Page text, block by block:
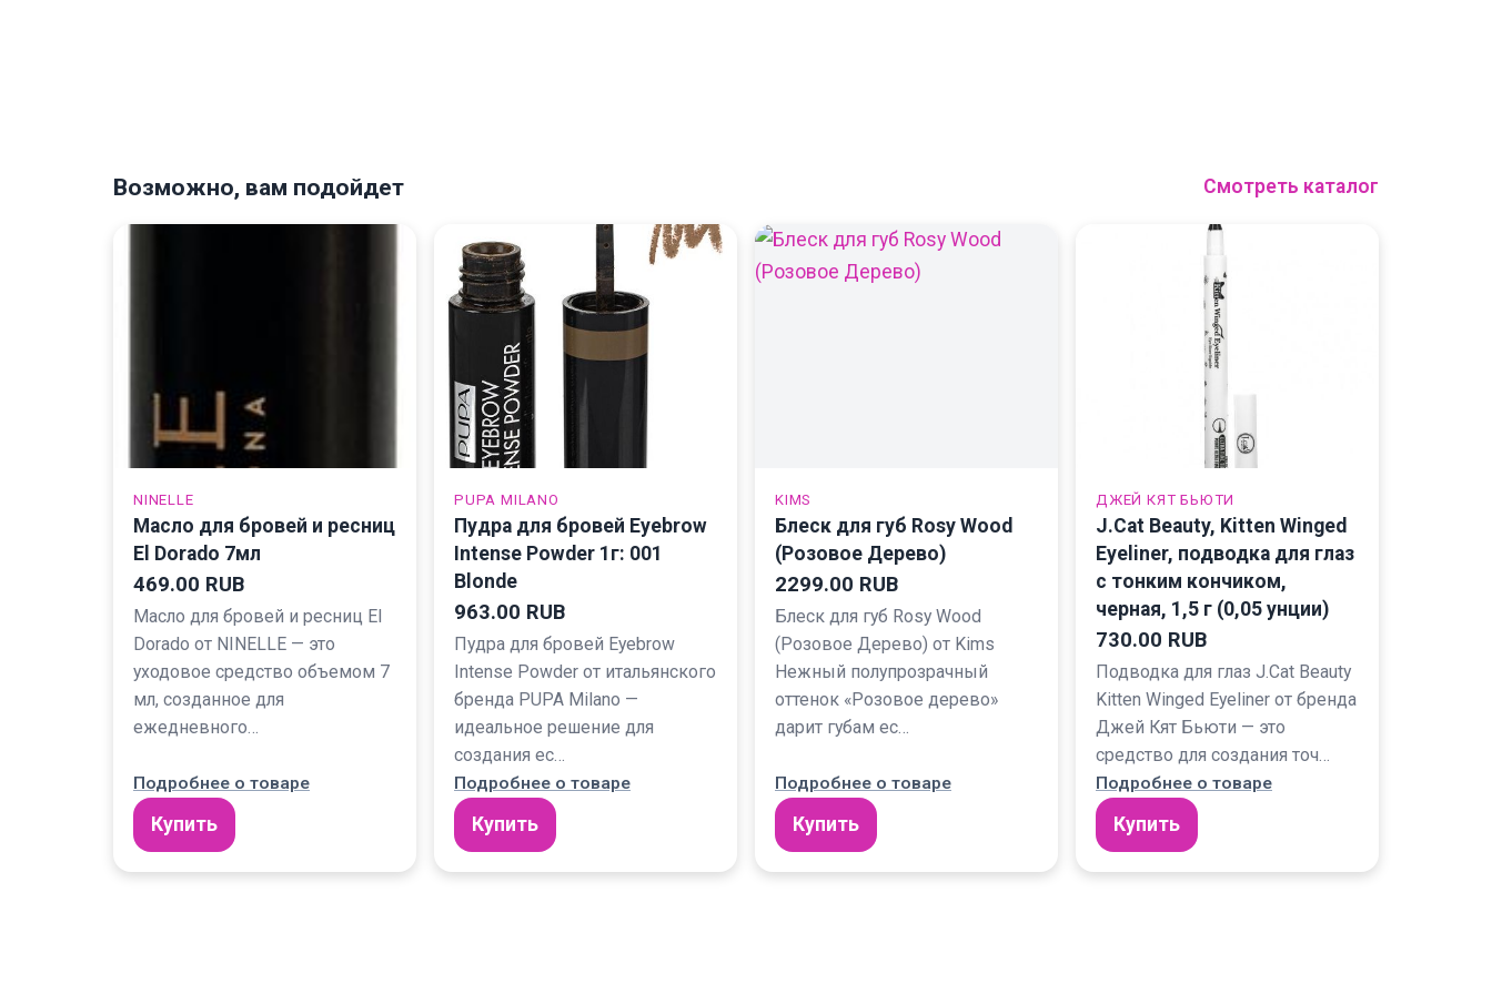
Возможно, вам подойдет Смотреть каталог
NINELLE
Масло для бровей и ресниц
El Dorado 7мл
469.00 RUB
Масло для бровей и ресниц El
Dorado от NINELLE — это
уходовое средство объемом 7
мл, созданное для
ежедневного…
Подробнее о товаре
Купить
PUPA MILANO
Пудра для бровей Eyebrow
Intense Powder 1г: 001
Blonde
963.00 RUB
Пудра для бровей Eyebrow
Intense Powder от итальянского
бренда PUPA Milano —
идеальное решение для
создания ес…
Подробнее о товаре
Купить
KIMS
Блеск для губ Rosy Wood
(Розовое Дерево)
2299.00 RUB
Блеск для губ Rosy Wood
(Розовое Дерево) от Kims
Нежный полупрозрачный
оттенок «Розовое дерево»
дарит губам ес…
Подробнее о товаре
Купить
ДЖЕЙ КЯТ БЬЮТИ
J.Cat Beauty, Kitten Winged
Eyeliner, подводка для глаз
с тонким кончиком,
черная, 1,5 г (0,05 унции)
730.00 RUB
Подводка для глаз J.Cat Beauty
Kitten Winged Eyeliner от бренда
Джей Кят Бьюти — это
средство для создания точ…
Подробнее о товаре
Купить